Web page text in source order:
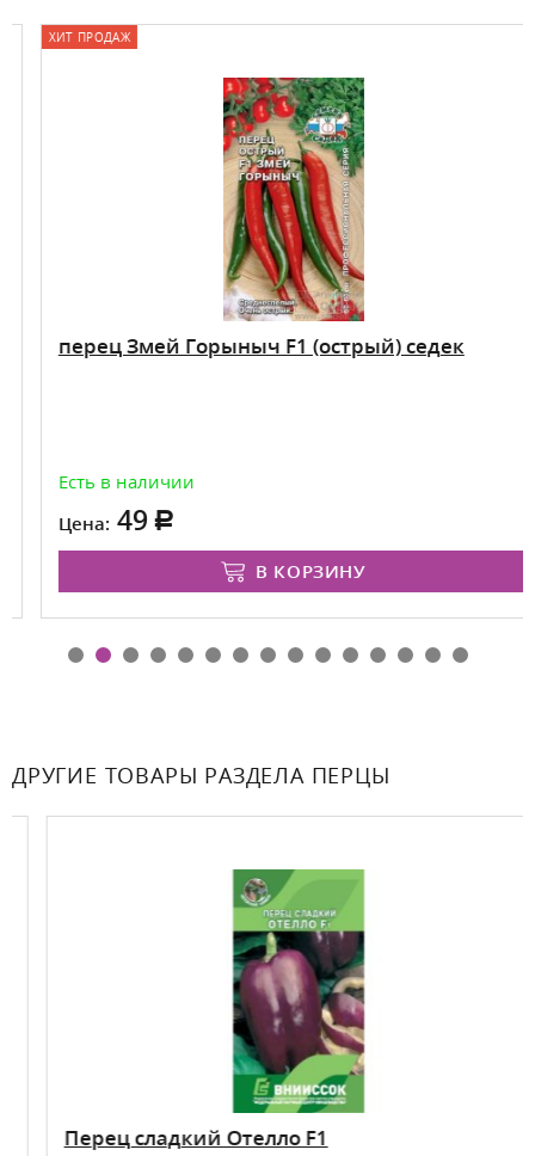
ХИТ ПРОДАЖ
перец Змей Горыныч F1 (острый) седек
Есть в наличии
Цена: 49
В КОРЗИНУ
ДРУГИЕ ТОВАРЫ РАЗДЕЛА ПЕРЦЫ
Перец сладкий Отелло F1